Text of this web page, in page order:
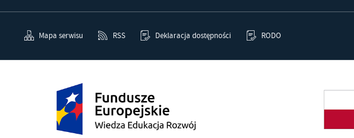
Mapa serwisu RSS Deklaracja dostępności RODO